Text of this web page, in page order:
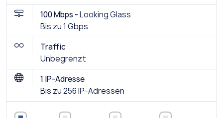
100 Mbps -Looking Glass
Bis zu 1 Gbps
Traffic
Unbegrenzt
1 IP-Adresse
Bis zu 256 IP-Adressen